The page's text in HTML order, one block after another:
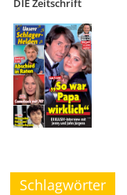
DIE Zeitschrift
Schlagwörter